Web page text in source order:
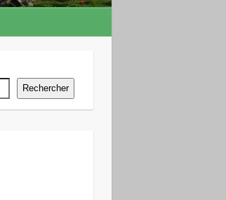
Rechercher